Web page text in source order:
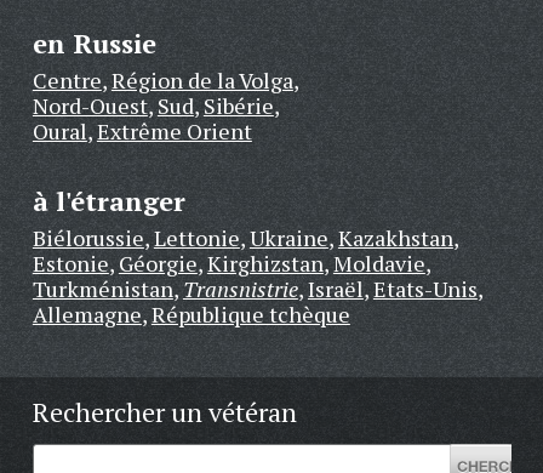
en Russie
Centre,Région de la Volga,
Nord-Ouest,Sud, Sibérie,
Oural,Extrême Orient
à l'étranger
Biélorussie,Lettonie,Ukraine,Kazakhstan,
Estonie,Géorgie,Kirghizstan,Moldavie,
Turkménistan,Transnistrie,Israël,Etats-Unis,
Allemagne,République tchèque
Rechercher un vétéran